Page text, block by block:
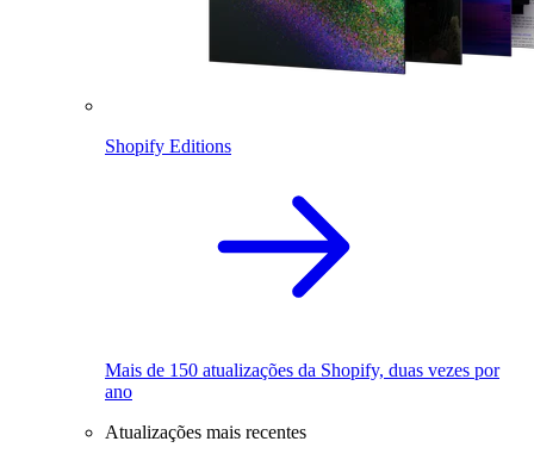
Shopify Editions
Mais de 150 atualizações da Shopify, duas vezes por
ano
Atualizações mais recentes